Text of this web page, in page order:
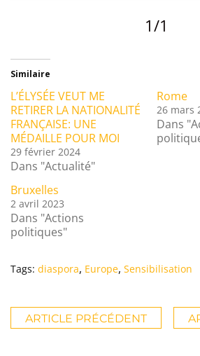
1/1
Similaire
L’ÉLYSÉE VEUT ME
RETIRER LA NATIONALITÉ
FRANÇAISE: UNE
MÉDAILLE POUR MOI
29 février 2024
Dans "Actualité"
Rome
26 mars
Dans
Bruxelles
2 avril 2023
Dans "Actions
politiques"
Tags: diaspora, Europe, Sensibilisation
ARTICLE PRÉCÉDENT